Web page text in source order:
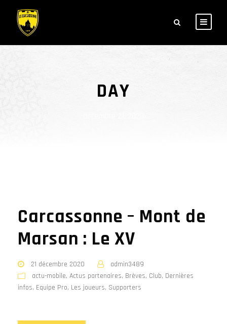
DAY
Carcassonne – Mont de
Marsan : Le XV
21 décembre 2020
admin3489
actu-mobile, Actus partenaires, Brèves, Club, Dernières
infos, Equipe Pro, Les joueurs, Supporters